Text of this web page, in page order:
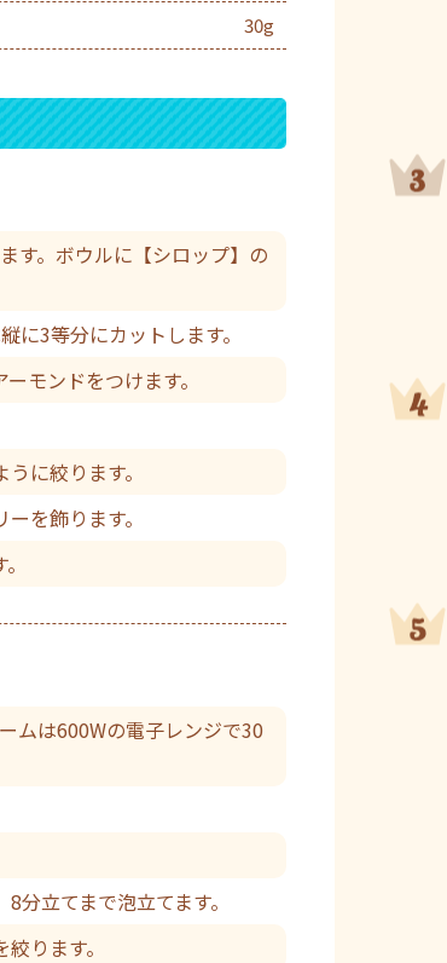
30g
。ボウルに【シロップ】の
3等分にカットします。
モンドをつけます。
に絞ります。
を飾ります。
は600Wの電子レンジで30
立てまで泡立てます。
ります。